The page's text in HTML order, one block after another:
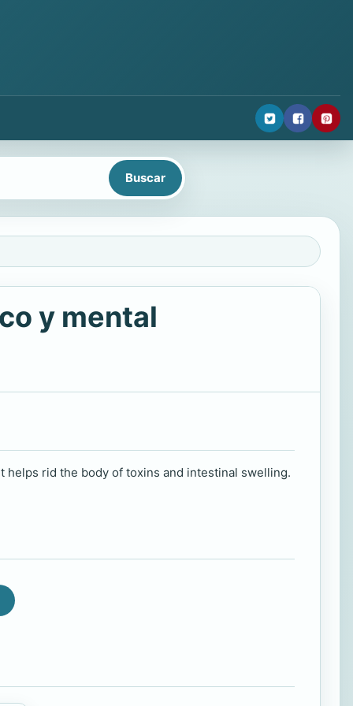
y mental
helps rid the body of toxins and intestinal swelling.